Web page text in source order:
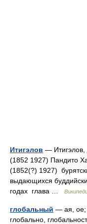
Итигэлов —
(1852 1927) Пандито
(1852(?) 1927)
выдающихся
годах глава …
глобальный — ая, ое;
глобально,